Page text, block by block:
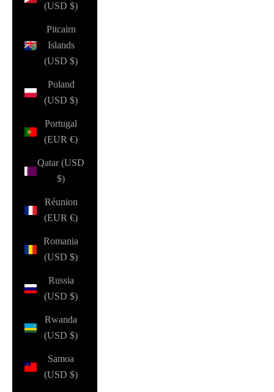
(USD $)
Pitcairn
Islands
(USD $)
Poland
(USD $)
Portugal
(EUR €)
Qatar (USD
$)
Réunion
(EUR €)
Romania
(USD $)
Russia
(USD $)
Rwanda
(USD $)
Samoa
(USD $)